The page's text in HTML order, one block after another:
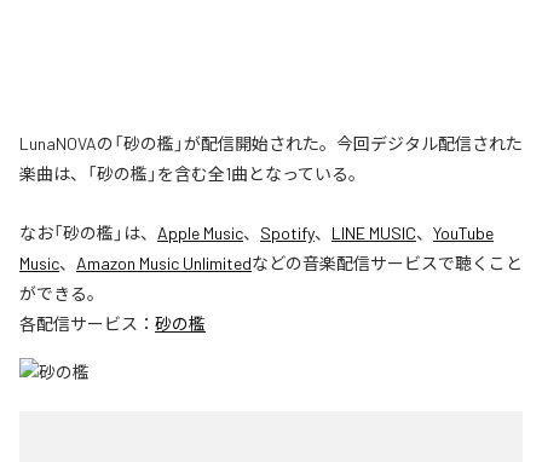
LunaNOVAの「砂の檻」が配信開始された。今回デジタル配信された
楽曲は、「砂の檻」を含む全1曲となっている。
なお「砂の檻 」は、 Apple Music、 Spotify、 LINE MUSIC、 YouTube
Music、 Amazon Music Unlimitedなどの音楽配信サービスで聴くこと
ができる。
各配信サービス： 砂の檻